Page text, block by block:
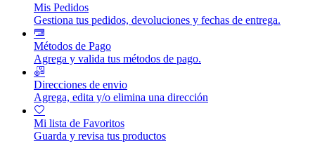
Mis Pedidos
Gestiona tus pedidos, devoluciones y fechas de entrega.
Métodos de Pago
Agrega y valida tus métodos de pago.
Direcciones de envio
Agrega, edita y/o elimina una dirección
Mi lista de Favoritos
Guarda y revisa tus productos